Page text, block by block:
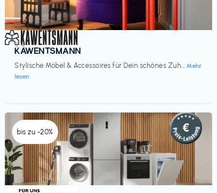
Einrichtung
KAWENTSMANN
Stylische Möbel & Accessoires für Dein schönes Zuh... Mehr
lesen
€€‎
bis zu -20%